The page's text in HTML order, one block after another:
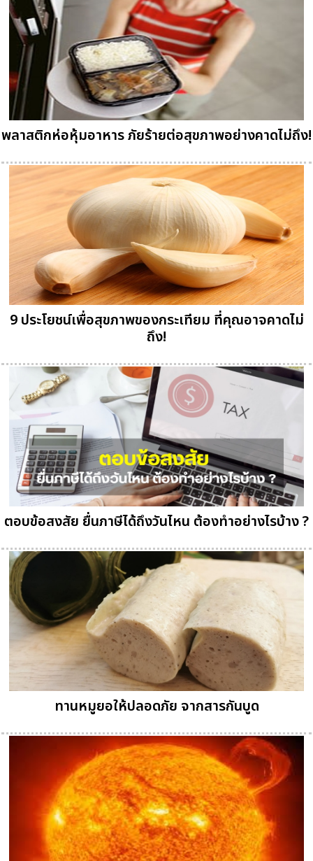
พลาสติกห่อหุ้มอาหาร ภัยร้ายต่อสุขภาพอย่างคาดไม่ถึง!
9 ประโยชน์เพื่อสุขภาพของกระเทียม ที่คุณอาจคาดไม่
ถึง!
ตอบข้อสงสัย ยื่นภาษีได้ถึงวันไหน ต้องทำอย่างไรบ้าง ?
ทานหมูยอให้ปลอดภัย จากสารกันบูด